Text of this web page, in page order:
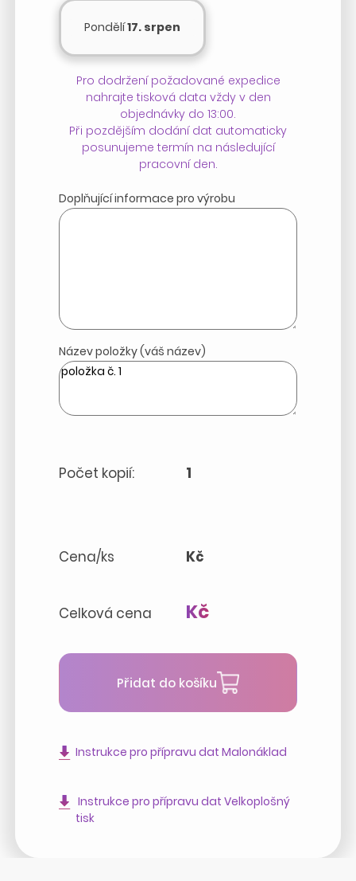
Pondělí17. srpen
Pro dodržení požadované expedice
nahrajte tisková data vždy v den
objednávky do 13:00.
Při pozdějším dodání dat automaticky
posunujeme termín na následující
pracovní den.
Název položky (váš název)
Počet kopií: 1
Cena/ks Kč
Celková cena Kč
Doplňující informace pro výrobu
Přidat do košíku
Instrukce pro přípravu dat Malonáklad
Instrukce pro přípravu dat Velkoplošný
tisk